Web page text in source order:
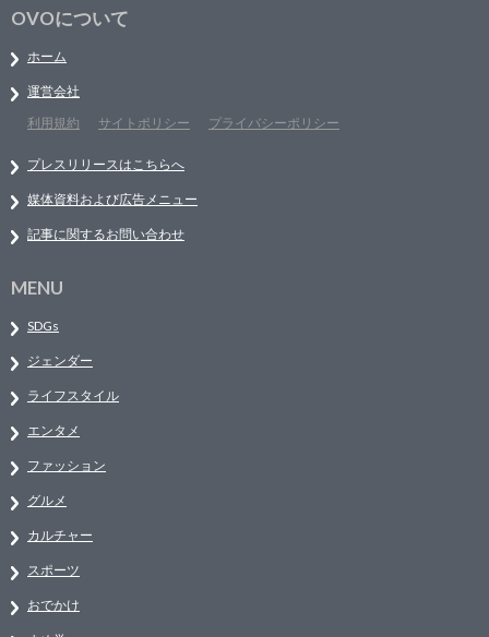
OVOについて
ホーム
運営会社
利用規約
サイトポリシー プライバシーポリシー
プレスリリースはこちらへ
媒体資料および広告メニュー
記事に関するお問い合わせ
MENU
SDGs
ジェンダー
ライフスタイル
エンタメ
ファッション
グルメ
カルチャー
スポーツ
おでかけ